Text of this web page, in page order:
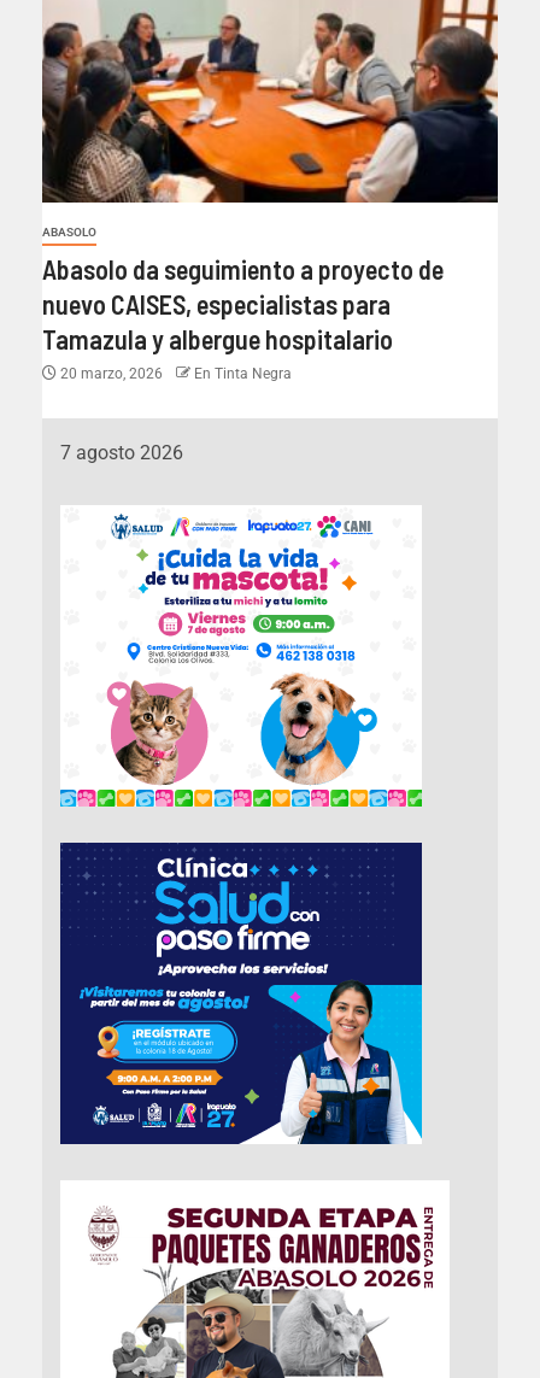
ABASOLO
Abasolo da seguimiento a proyecto de
nuevo CAISES, especialistas para
Tamazula y albergue hospitalario
20 marzo, 2026 En Tinta Negra
7 agosto 2026